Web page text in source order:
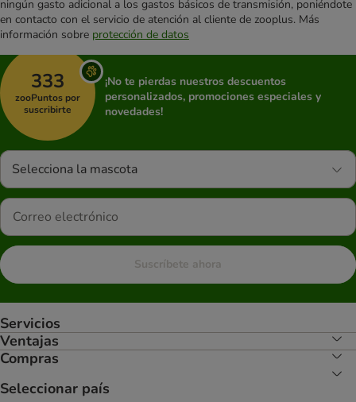
ningún gasto adicional a los gastos básicos de transmisión, poniéndote
en contacto con el servicio de atención al cliente de zooplus. Más
información sobre protección de datos
333
zooPuntos por
suscribirte
¡No te pierdas nuestros descuentos
personalizados, promociones especiales y
novedades!
Selecciona la mascota
Suscríbete ahora
Servicios
Ventajas
Compras
Seleccionar país